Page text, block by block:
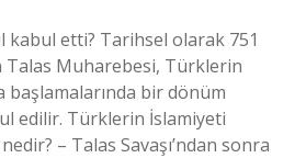
kabul etti? Tarihsel olarak 751
Talas Muharebesi, Türklerin
başlamalarında bir dönüm
edilir. Türklerin İslamiyeti
– Talas Savaşı’ndan sonra